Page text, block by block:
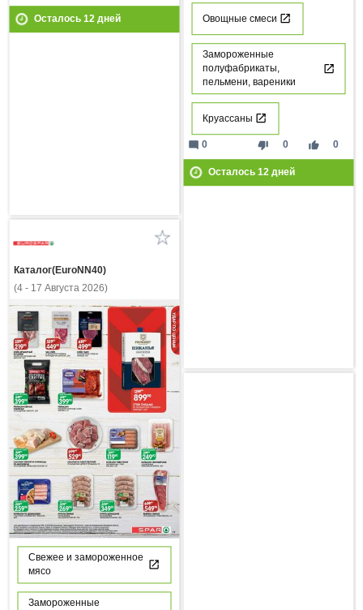
Осталось 12дней Овощные смеси
Замороженные
полуфабрикаты,
пельмени, вареники
Круассаны
thumb_down 0 thumb_up 0
mode_comment 0
Осталось 12дней
Каталог(EuroNN40)
(4 - 17 Августа 2026)
Свежее и замороженное
мясо
Замороженные